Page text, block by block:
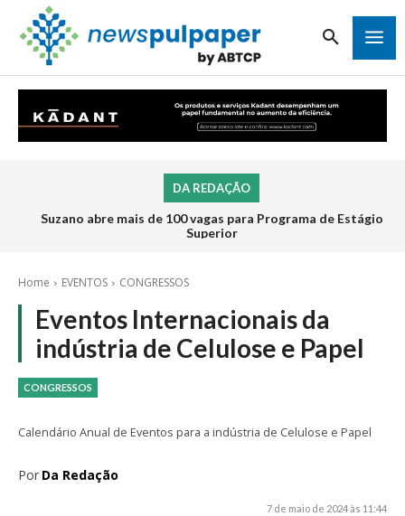
DA REDAÇÃO
Suzano abre mais de 100 vagas para Programa de Estágio
Superior
Home EVENTOS CONGRESSOS
Eventos Internacionais da
indústria de Celulose e Papel
CONGRESSOS
Calendário Anual de Eventos para a indústria de Celulose e Papel
Por Da Redação
7 de maio de 2024 às 11:44